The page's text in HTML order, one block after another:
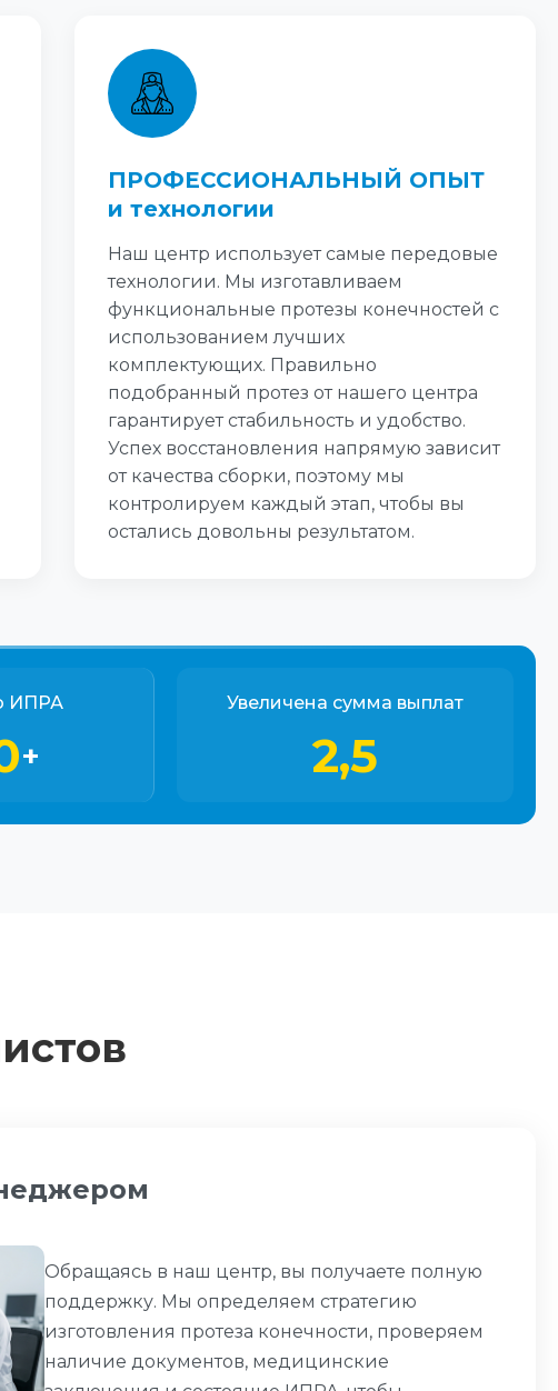
ПРОФЕССИОНАЛЬНЫЙ ОПЫТ
и технологии
Наш центр использует самые передовые
технологии. Мы изготавливаем
функциональные протезы конечностей с
использованием лучших
комплектующих. Правильно
подобранный протез от нашего центра
гарантирует стабильность и удобство.
Успех восстановления напрямую зависит
от качества сборки, поэтому мы
контролируем каждый этап, чтобы вы
остались довольны результатом.
ИПРА
+
Увеличена сумма выплат
2,5
Обращаясь в наш центр, вы получаете полную
поддержку. Мы определяем стратегию
изготовления протеза конечности, проверяем
наличие документов, медицинские